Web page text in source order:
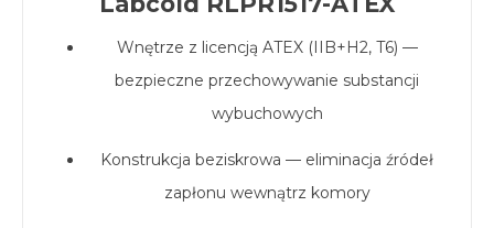
Wnętrze z licencją ATEX (IIB+H2, T6) —
bezpieczne przechowywanie substancji
wybuchowych
Konstrukcja beziskrowa — eliminacja źródeł
zapłonu wewnątrz komory